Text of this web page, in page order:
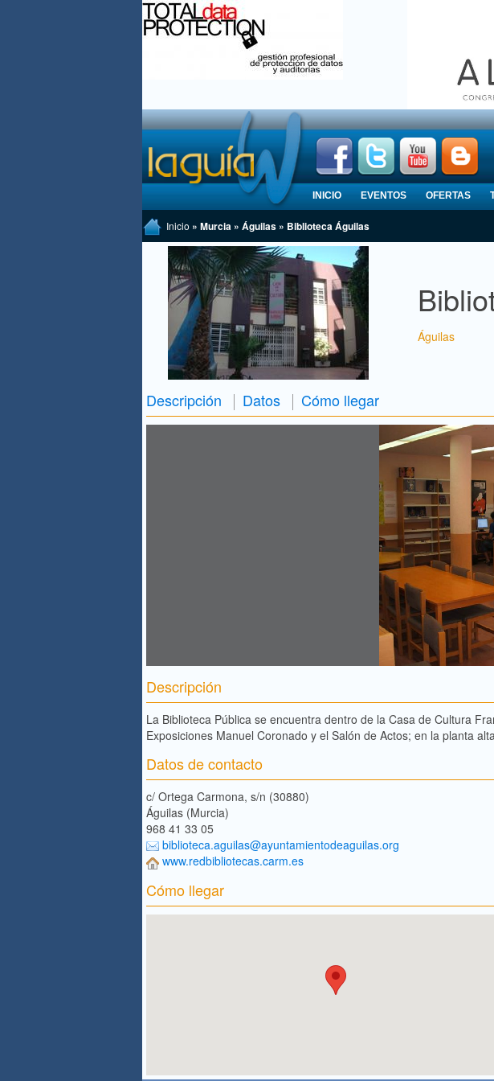
INICIO EVENTOS OFERTAS
Inicio » Murcia » Águilas » Biblioteca Águilas
Águilas
Descripción Datos Cómo llegar
Descripción
La Biblioteca Pública se encuentra dentro de la Casa de Cultura
Exposiciones Manuel Coronado y el Salón de Actos; en la planta
Datos de contacto
c/ Ortega Carmona, s/n (30880)
Águilas (Murcia)
968 41 33 05
biblioteca.aguilas@ayuntamientodeaguilas.org
www.redbibliotecas.carm.es
Cómo llegar